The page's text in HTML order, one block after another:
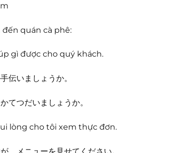
quán cà phê:
gì được cho quý khách.
伝いましょうか。
てつだいましょうか。
lòng cho tôi xem thực đơn.
、メニューを見せてください。